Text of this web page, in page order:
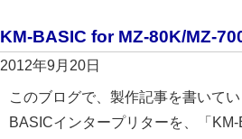
KM-BASIC for MZ-80K/MZ-
2012年9月20日
このブログで、製作記事を書いて
BASICインタープリターを、「